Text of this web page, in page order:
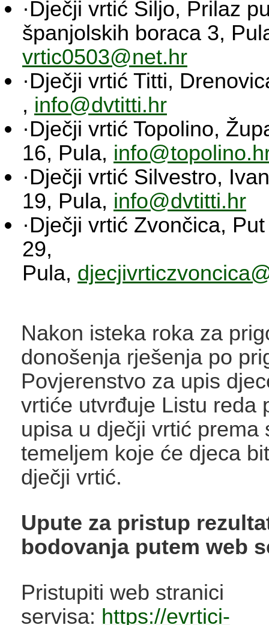
·Dječji vrtić Šiljo, Prilaz
španjolskih boraca 3,
vrtic0503@net.hr
·Dječji vrtić Titti,
, info@dvtitti.hr
·Dječji vrtić Topolino,
16, Pula,
·Dječji vrtić Silvestro,
19, Pula, info@dvtitti.hr
·Dječji vrtić Zvončica,
29,
Pula,
Nakon isteka roka za
donošenja rješenja po
Povjerenstvo za upis
vrtiće utvrđuje Listu reda
upisa u dječji vrtić prema
temeljem koje će djeca
dječji vrtić.
Upute za pristup
bodovanja putem web
Pristupiti web stranici
servisa: https://evrtici-